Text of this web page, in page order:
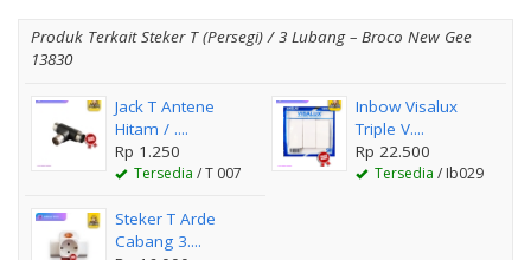
Produk Terkait Steker T (Persegi) / 3 Lubang – Broco New Gee
13830
Jack T Antene
Hitam / ....
Rp 1.250
Tersedia / T 007
Inbow Visalux
Triple V....
Rp 22.500
Tersedia / Ib029
Steker T Arde
Cabang 3....